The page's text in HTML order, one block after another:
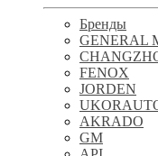
Бренды
GENERAL
FENOX
JORDEN
AKRADO
GM